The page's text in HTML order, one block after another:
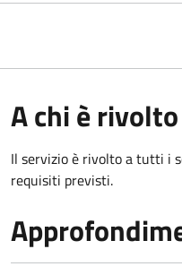
A chi è rivolto
Il servizio è rivolto a tutti i
requisiti previsti.